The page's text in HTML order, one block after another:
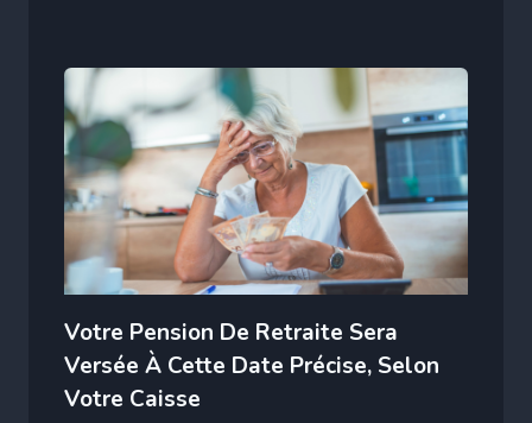
Votre Pension De Retraite Sera
Versée À Cette Date Précise, Selon
Votre Caisse